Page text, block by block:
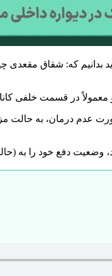
باید بدانیم که: شقاق
در قسمت خلفی
عدم درمان، به حالت
وضعیت دفع خود را به